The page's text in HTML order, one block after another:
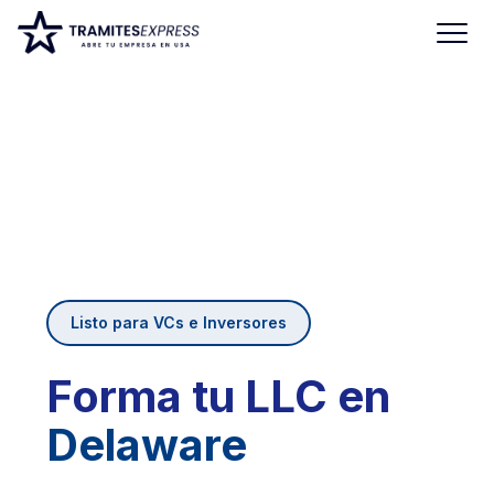
Listo para VCs e Inversores
Forma tu LLC en
Delaware